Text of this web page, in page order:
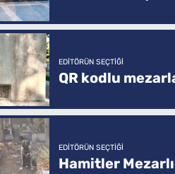
EDITÖRÜN SEÇTIĞI
QR kodlu
EDITÖRÜN SEÇTIĞI
Hamitler